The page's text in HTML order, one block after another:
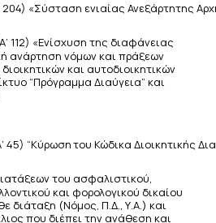
204) «Σύσταση ενιαίας Ανεξάρτητης
112) «Ενίσχυση της διαφάνειας
ανάρτηση νόμων και πράξεων
και αυτοδιοικητικών
“Πρόγραμμα Διαύγεια” και
45) “Κύρωσητου Κώδικα Διοικητικής
του ασφαλιστικού,
και φορολογικού δικαίου
διάταξη (Νόμος, Π.Δ., Υ.Α.) και
που διέπει την ανάθεση και